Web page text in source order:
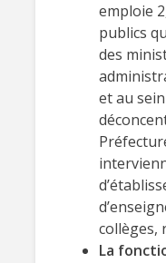
emploie
publics
des
et au
collèges,
La